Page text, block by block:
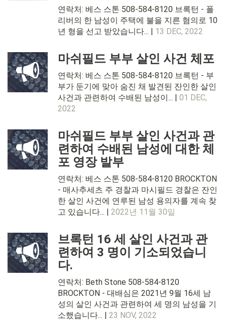
연락처: 베스 스톤 508-584-8120 브록턴 - 폴
리버의 한 남성이 주택에 불을 지른 혐의로 10
년 형을 선고 받았습니다... | 13 DEC, 2022
마쉬필드 부부 살인 사건 체포
연락처: 베스 스톤 508-584-8120 브록턴 - 부
부가 둔기에 맞아 숨진 채 발견된 잔인한 살인
사건과 관련하여 수배된 남성이... | 01 DEC,
2022
마쉬필드 부부 살인 사건과 관
련하여 수배된 남성에 대한 체
포 영장 발부
연락처: 베스 스톤 508-584-8120 BROCKTON
- 매사추세츠 주 경찰과 마시필드 경찰은 잔인
한 살인 사건에 연루된 남성 용의자를 계속 찾
고 있습니다... | 2022년 11월 30일
브록턴 16 세 살인 사건과 관
련하여 3 명이 기소되었습니
다.
연락처: Beth Stone 508-584-8120
BROCKTON - 대배심은 2021년 9월 16세 남
성의 살인 사건과 관련하여 세 명의 남성을 기
소했습니다... | 23 NOV, 2022